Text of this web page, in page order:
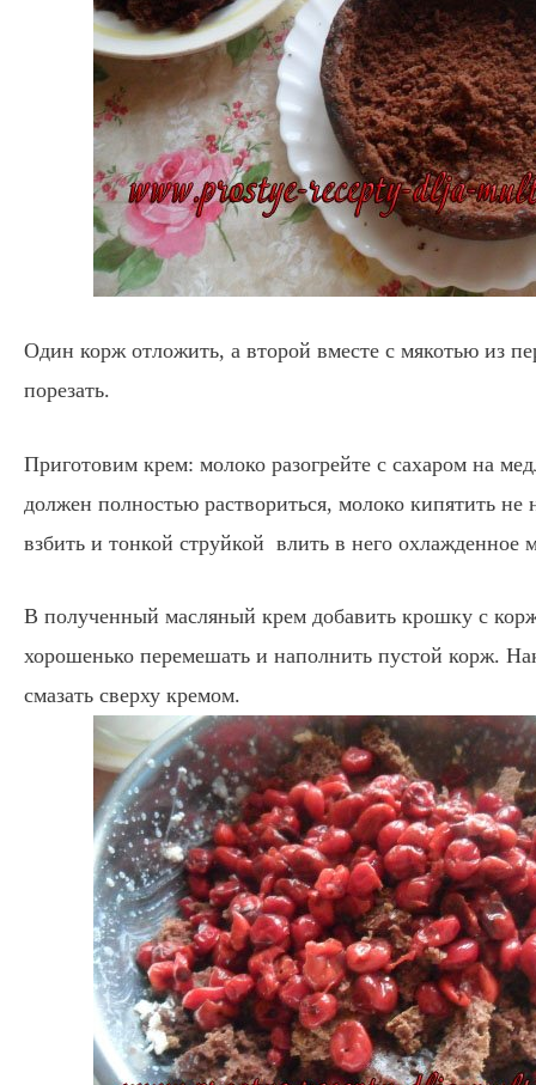
Один корж отложить, а второй вместе с мякотью из
порезать.
Приготовим крем: молоко разогрейте с сахаром на
должен полностью раствориться, молоко кипятить
взбить и тонкой струйкой влить в него охлажденное
В полученный масляный крем добавить крошку с
хорошенько перемешать и наполнить пустой корж.
смазать сверху кремом.